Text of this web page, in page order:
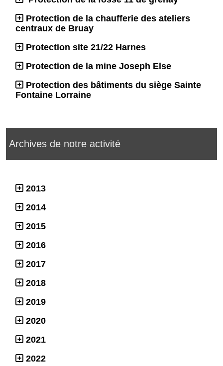
Protection de la chaufferie des ateliers
centraux de Bruay
Protection site 21/22 Harnes
Protection de la mine Joseph Else
Protection des bâtiments du siège Sainte
Fontaine Lorraine
Archives de notre activité
2013
2014
2015
2016
2017
2018
2019
2020
2021
2022